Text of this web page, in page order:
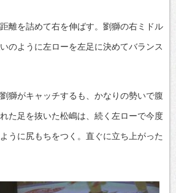
離を詰めて右を伸ばす。劉獅の右ミドル
のように左ローを左足に決めてバランス
獅がキャッチするも、かなりの勢いで腹
た足を抜いた松嶋は、続く左ローで今度
うに尻もちをつく。直ぐに立ち上がった